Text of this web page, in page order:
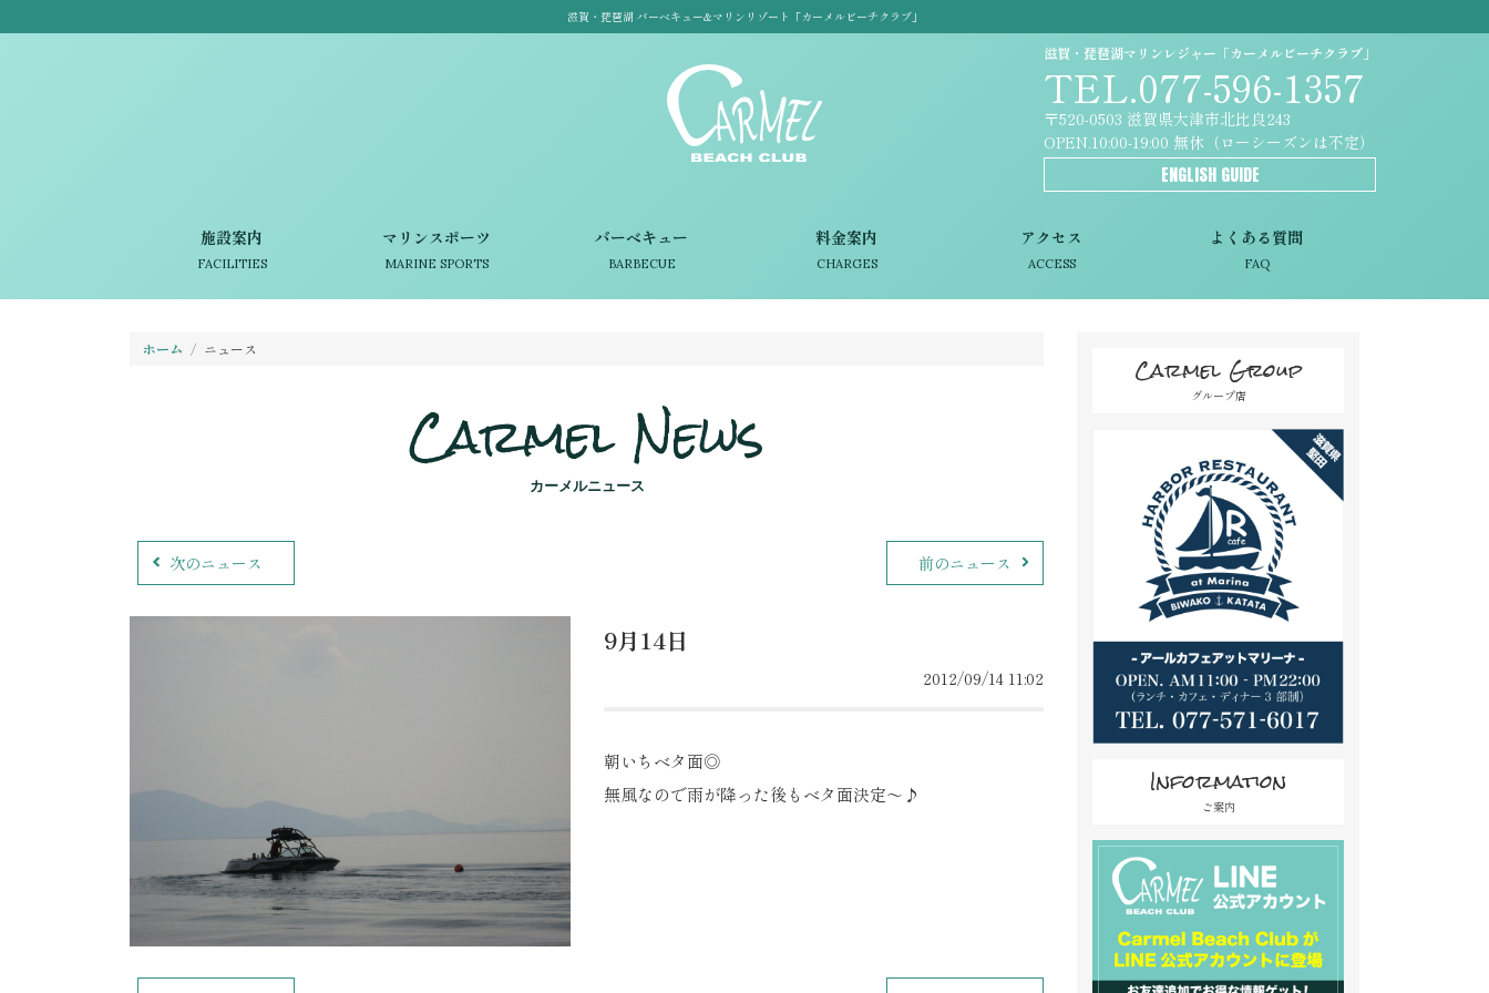
滋賀・琵琶湖 バーベキュー&マリンリゾート「カーメルビーチクラブ」
施設案内
FACILITIES
マリンスポーツ
MARINE SPORTS
バーベキュー
BARBECUE
料金案内
CHARGES
アクセス
ACCESS
よくある質問
FAQ
滋賀・琵琶湖マリンレジャー「カーメルビーチクラブ」
TEL.077-596-1357
〒520-0503 滋賀県大津市北比良243
OPEN.10:00-19:00 無休（ローシーズンは不定）
ENGLISH GUIDE
ホーム ニュース
Carmel News
カーメルニュース
次のニュース 前のニュース
9月14日
2012/09/14 11:02
朝いちベタ面◎
無風なので雨が降った後もベタ面決定～♪
Carmel Group
グループ店
Information
ご案内